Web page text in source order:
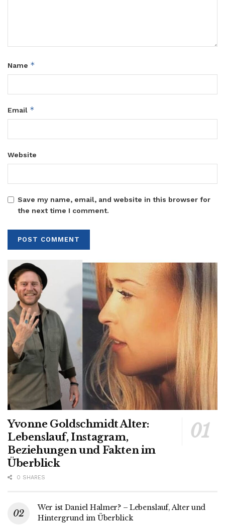
Name *
Email *
Website
Save my name, email, and website in this browser for
the next time I comment.
Yvonne Goldschmidt Alter:
Lebenslauf, Instagram,
Beziehungen und Fakten im
Überblick
0 SHARES
Wer ist Daniel Halmer? – Lebenslauf, Alter und
Hintergrund im Überblick